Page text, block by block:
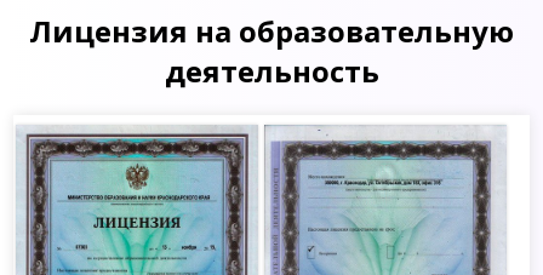
Лицензия на образовательную
деятельность